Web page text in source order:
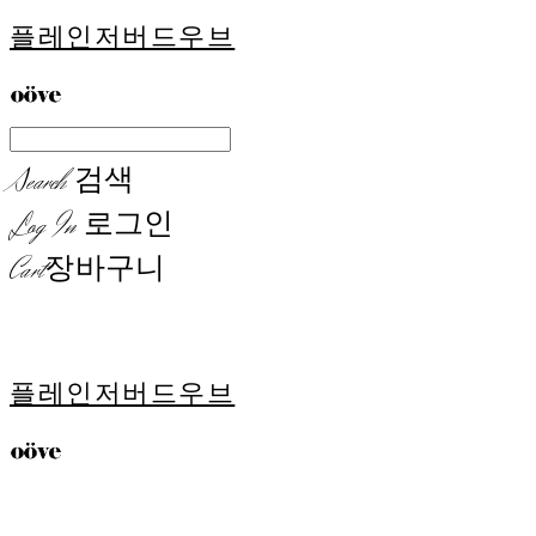
플레인저버드우브
Search검색
Log In 로그인
Cart장바구니
플레인저버드우브